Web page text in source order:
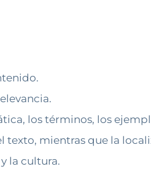
los términos, los
texto, mientras que la
la cultura.